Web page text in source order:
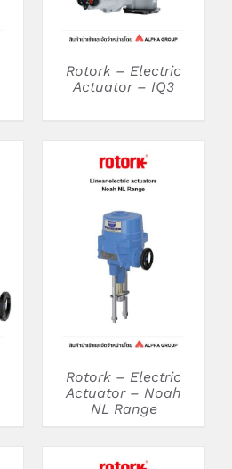
Rotork – Electric
Actuator – IQ3
DETAILS
Rotork – Electric
Actuator – Noah
NL Range